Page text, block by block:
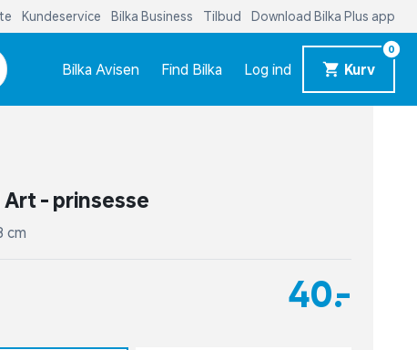
Kundeservice Bilka Business Tilbud Download Bilka Plus app
Bilka Avisen Find Bilka Log ind Kurv
0
Art - prinsesse
cm
40,-